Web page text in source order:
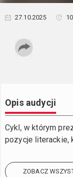
27.10.2025
Opis audycji
Cykl, w którym
pozycje literackie,
ZOBACZ